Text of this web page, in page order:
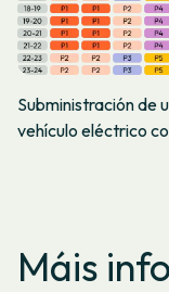
Subministración de
vehículo eléctrico
Máis